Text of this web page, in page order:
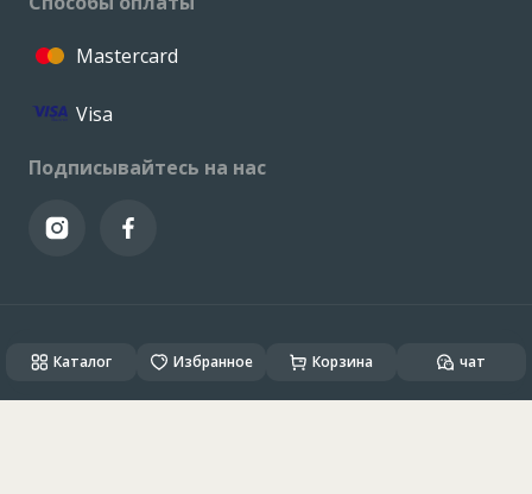
Mastercard
Visa
Подписывайтесь на нас
Created & Powered by ALSO DEV
Каталог Избранное Корзина чат